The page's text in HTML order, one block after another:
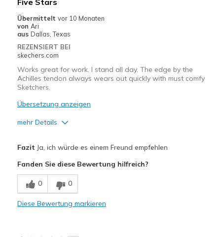
Geeignete Verwendung
Casual Wear
Width
Feels true to width
Sizing
Feels true to size
Five Stars
Übermittelt vor 10 Monaten
von Ari
aus Dallas, Texas
REZENSIERT BEI
skechers.com
Works great for work. I stand all day. The edge by the
Achilles tendon always wears out quickly with must comfy
Sketchers.
Übersetzung anzeigen
mehr Details
Breathe Well
Comfortable
Fazit Ja, ich würde es einem Freund empfehlen
Fanden Sie diese Bewertung hilfreich?
0 0
Diese Bewertung markieren